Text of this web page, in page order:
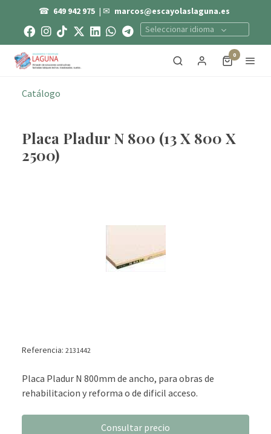
☎ 649 942 975 | ✉ marcos@escayolaslaguna.es
Seleccionar idioma
0
Catálogo
Placa Pladur N 800 (13 X 800 X
2500)
Referencia: 2131442
Placa Pladur N 800mm de ancho, para obras de
rehabilitacion y reforma o de dificil acceso.
Consultar precio